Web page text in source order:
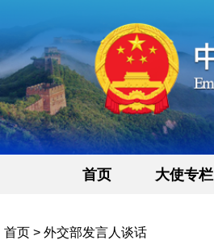
首页 大使专栏
首页 > 外交部发言人谈话